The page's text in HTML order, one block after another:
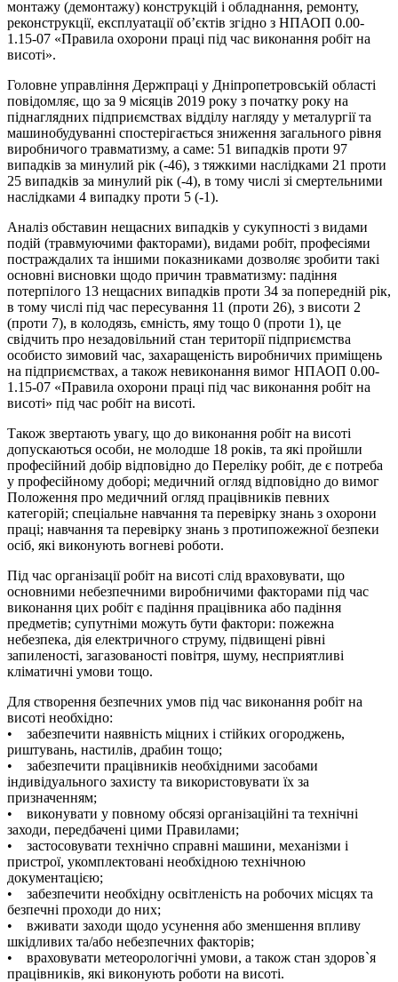
монтажу (демонтажу) конструкцій і обладнання, ремонту,
реконструкції, експлуатації об’єктів згідно з НПАОП 0.00-
1.15-07 «Правила охорони праці під час виконання робіт на
висоті».
Головне управління Держпраці у Дніпропетровській області
повідомляє, що за 9 місяців 2019 року з початку року на
піднаглядних підприємствах відділу нагляду у металургії та
машинобудуванні спостерігається зниження загального рівня
виробничого травматизму, а саме: 51 випадків проти 97
випадків за минулий рік (-46), з тяжкими наслідками 21 проти
25 випадків за минулий рік (-4), в тому числі зі смертельними
наслідками 4 випадку проти 5 (-1).
Аналіз обставин нещасних випадків у сукупності з видами
подій (травмуючими факторами), видами робіт, професіями
постраждалих та іншими показниками дозволяє зробити такі
основні висновки щодо причин травматизму: падіння
потерпілого 13 нещасних випадків проти 34 за попередній рік,
в тому числі під час пересування 11 (проти 26), з висоти 2
(проти 7), в колодязь, ємність, яму тощо 0 (проти 1), це
свідчить про незадовільний стан території підприємства
особисто зимовий час, захаращеність виробничих приміщень
на підприємствах, а також невиконання вимог НПАОП 0.00-
1.15-07 «Правила охорони праці під час виконання робіт на
висоті» під час робіт на висоті.
Також звертають увагу, що до виконання робіт на висоті
допускаються особи, не молодше 18 років, та які пройшли
професійний добір відповідно до Переліку робіт, де є потреба
у професійному доборі; медичний огляд відповідно до вимог
Положення про медичний огляд працівників певних
категорій; спеціальне навчання та перевірку знань з охорони
праці; навчання та перевірку знань з протипожежної безпеки
осіб, які виконують вогневі роботи.
Під час організації робіт на висоті слід враховувати, що
основними небезпечними виробничими факторами під час
виконання цих робіт є падіння працівника або падіння
предметів; супутніми можуть бути фактори: пожежна
небезпека, дія електричного струму, підвищені рівні
запиленості, загазованості повітря, шуму, несприятливі
кліматичні умови тощо.
Для створення безпечних умов під час виконання робіт на
висоті необхідно:
• забезпечити наявність міцних і стійких огороджень,
риштувань, настилів, драбин тощо;
• забезпечити працівників необхідними засобами
індивідуального захисту та використовувати їх за
призначенням;
• виконувати у повному обсязі організаційні та технічні
заходи, передбачені цими Правилами;
• застосовувати технічно справні машини, механізми і
пристрої, укомплектовані необхідною технічною
документацією;
• забезпечити необхідну освітленість на робочих місцях та
безпечні проходи до них;
• вживати заходи щодо усунення або зменшення впливу
шкідливих та/або небезпечних факторів;
• враховувати метеорологічні умови, а також стан здоров`я
працівників, які виконують роботи на висоті.